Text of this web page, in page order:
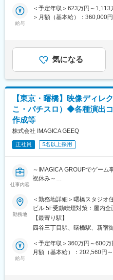
アフターケアに至るまで、一
発体制です。マーケティング
れるのではなく、その範囲の
遊技機をつくる。そのために
求するのと並行して情報を収
しています。このような独自
大きな力になっています。
変更の範囲：会社の定める業務
スカンファレンスやイベント
来場が見込まれるような大規
・カンファレンスやイベント
・スピーカーの選定、招請（
・セッション以外の各種イ
Sansan Innovation Summit
Sansan Evolution Week
Sansan Innovation Project
※ 個人の特性やキャリア・経
わるため、これまでに培った
できます。
・自社が主催する大規模なイ
ったプロジェクトが最終的に
ティーや効果を追求すること
外部の登壇者や企業だけでな
しながら業務に取り組むこと
給与
＜予定年収＞623万円～
＞月額（基本給）：360,000
経験、能力等に応じて個別に
賞与：年2回（1月・7月）賃
選考を通じて上下する可能性
含めた表記です。
気になる
【東京・曙橋】映像ディレ
こ・パチスロ）◆各種演出
作成等
株式会社 IMAGICA GEEQ
正社員 5名以上採用
仕事内容
～IMAGICA GROUPでゲーム
祝休み～
■業務内容：
遊技機（ぱちんこ・パチスロ
映像制作、各種演出のコンポ
のスキルを活かし、クリエイ
■募集背景：
新規プロジェクトの立ち上げ
勤務地
＜勤務地詳細＞曙橋スタジオ住
ビル 5F受動喫煙対策：屋内
業所（リモートワーク含む）
【最寄り駅】
四谷三丁目駅、曙橋駅、新宿
給与
＜予定年収＞360万円～600
月額（基本給）：202,560円